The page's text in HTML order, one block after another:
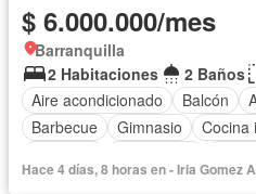
$ 6.000.000/mes
Barranquilla
2 Habitaciones
2 Baños
Aire acondicionado
Balcón
Barbecue
Gimnasio Cocina
Seguridad privada
Piscina
Hace 4 días, 8 horas en - Iria Gomez